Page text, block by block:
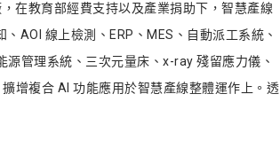
在教育部經費支持以及產業捐助下，智慧產線
AOI 線上檢測、ERP、MES、自動派工系統、
管理系統、三次元量床、x-ray 殘留應力儀、
增複合 AI 功能應用於智慧產線整體運作上。透